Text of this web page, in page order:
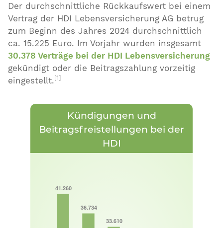
Der durchschnittliche Rückkaufswert bei einem
Vertrag der HDI Lebensversicherung AG betrug
zum Beginn des Jahres 2024 durchschnittlich
ca. 15.225 Euro. Im Vorjahr wurden insgesamt
30.378 Verträge bei der HDI Lebensversicherung
gekündigt oder die Beitragszahlung vorzeitig
eingestellt. [1]
Kündigungen und
Beitragsfreistellungen bei der
HDI